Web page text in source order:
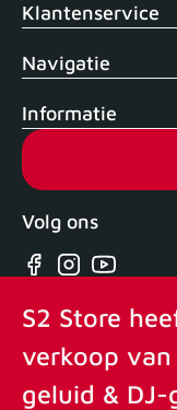
Klantenservice
Navigatie
Informatie
Volg ons
Facebook
Instagram
YouTube
S2 Store
verkoop van
geluid & DJ-